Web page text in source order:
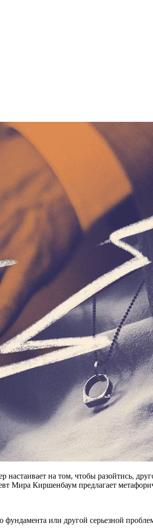
настаивает на том, чтобы разойтись,
Мира Киршенбаум предлагает
фундамента или другой серьезной